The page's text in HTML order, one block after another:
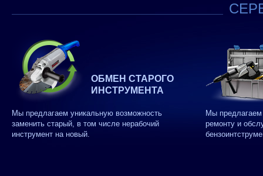
ОБМЕН СТАРОГО
ИНСТРУМЕНТА
Мы предлагаем уникальную возможность
заменить старый, в том числе нерабочий
инструмент на новый.
Мы
ремонту и